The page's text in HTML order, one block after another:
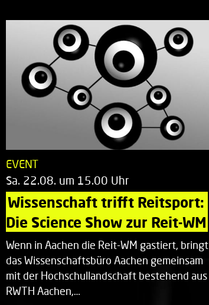
EVENT
Sa. 22.08. um 15.00 Uhr
Wissenschaft trifft Reitsport:
Die Science Show zur Reit-WM
Wenn in Aachen die Reit-WM gastiert, bringt
das Wissenschaftsbüro Aachen gemeinsam
mit der Hochschullandschaft bestehend aus
RWTH Aachen,…